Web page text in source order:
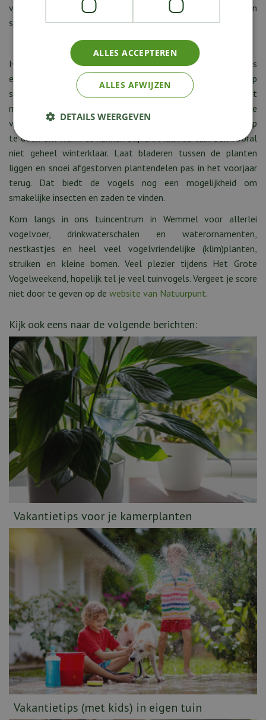
veel andere dieren). Maar ook in de winter willen ze graag een
slokje water.
Voer de vogels bij in de koude wintermaanden
Hang vetbollen, pindaslingers of een voedersilo op of plaats
een voederschaal op een verhoging of een voederhuisje op
standaard. Speciale vogelpindakaas, al dan niet met
meelwormen of bessen erin, valt ook zeer in de smaak. De
vogels moeten namelijk flink eten om voldoende energie op
te doen om warm te kunnen blijven. Maak de tuin ook vooral
niet geheel winterklaar. Laat bladeren tussen de planten
liggen en snoei afgestorven plantendelen pas in het voorjaar
terug. Dat biedt de vogels nog een mogelijkheid om
smakelijke insecten en zaden te vinden.
Kom langs in ons tuincentrum in Wemmel voor allerlei
vogelvoer, drinkwaterschalen en waterornamenten,
nestkastjes en heel veel vogelvriendelijke (klim)planten,
struiken en kleine bomen. Veel plezier tijdens Het Grote
Vogelweekend, hopelijk tel je veel tuinvogels. Vergeet je score
niet door te geven op de website van Natuurpunt.
Kijk ook eens naar de volgende berichten:
Vakantietips voor je kamerplanten
Vakantietips (met kids) in eigen tuin
ALLES ACCEPTEREN
ALLES AFWIJZEN
DETAILS WEERGEVEN